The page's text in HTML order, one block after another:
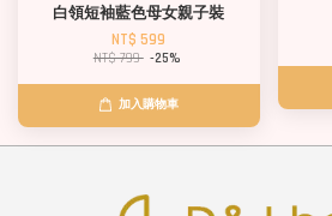
白領短袖藍色母女親子裝
NT$ 599
NT$ 799 -25%
加入購物車